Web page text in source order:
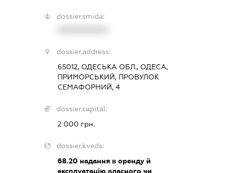
dossier.smida:
dossier.address:
65012, ОДЕСЬКА ОБЛ., ОДЕСА,
ПРИМОРСЬКИЙ, ПРОВУЛОК
СЕМАФОРНИЙ, 4
dossier.capital:
2 000 грн.
dossier.kveds:
68.20надання в оренду й
експлуатацію власного чи